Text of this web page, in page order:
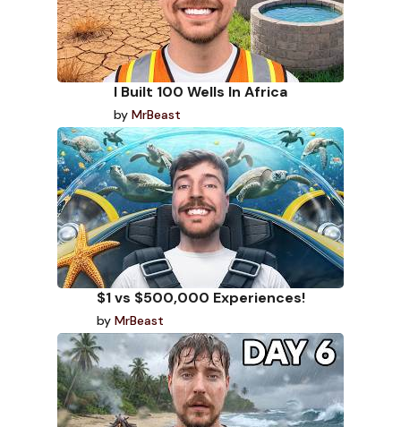
I Built 100 Wells In Africa
by MrBeast
$1 vs $500,000 Experiences!
by MrBeast